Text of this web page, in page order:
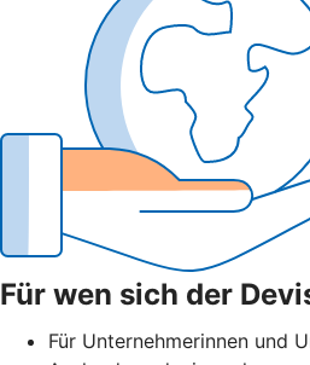
Für wen sich der
Für Unternehmerinnen und